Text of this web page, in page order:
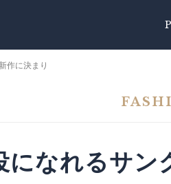
作に決まり
になれるサン